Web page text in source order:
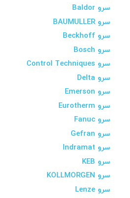
سرو Baldor
سرو BAUMULLER
سرو Beckhoff
سرو Bosch
سرو Control Techniques
سرو Delta
سرو Emerson
سرو Eurotherm
سرو Fanuc
سرو Gefran
سرو Indramat
سرو KEB
سرو KOLLMORGEN
سرو Lenze